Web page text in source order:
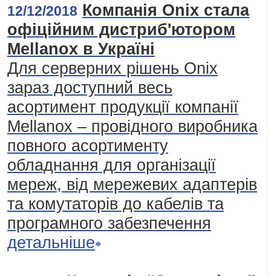
12/12/2018 Компанія Onix стала
офіційним дистриб'ютором
Mellanox в Україні
Для серверних рішень Onix
зараз доступний весь
асортимент продукції компанії
Mellanox – провідного виробника
повного асортименту
обладнання для організації
мереж, від мережевих адаптерів
та комутаторів до кабелів та
програмного забезпечення
детальніше